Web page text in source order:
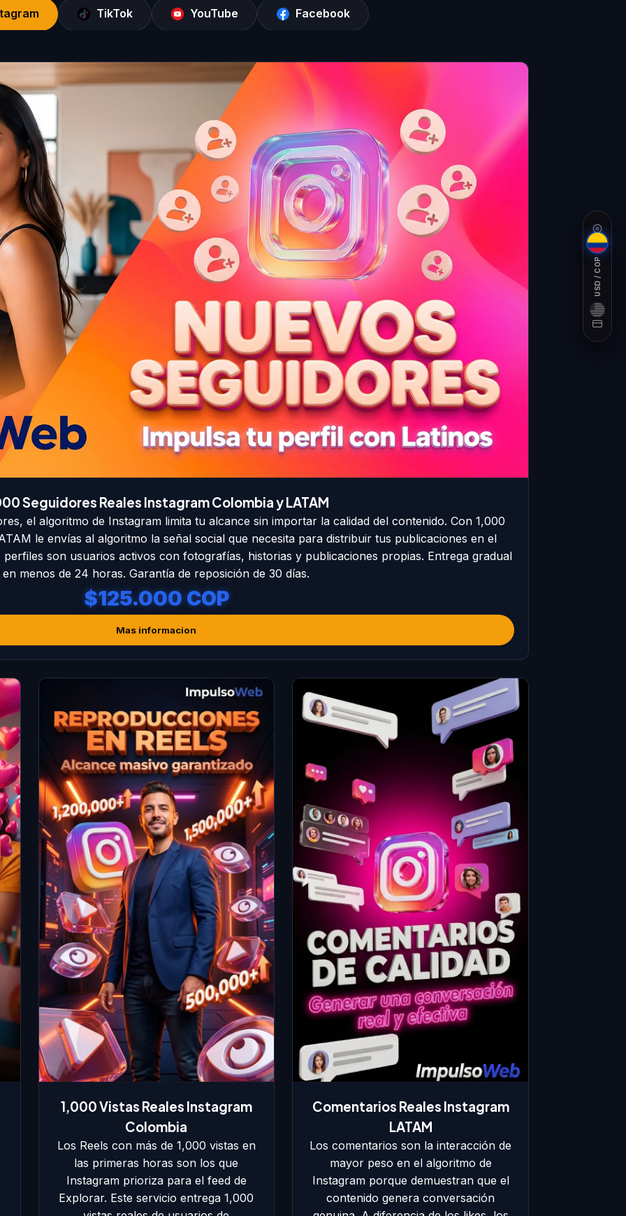
TikTok YouTube Facebook
Seguidores Reales Instagram Colombia y LATAM
el algoritmo de Instagram limita tu alcance sin importar la calidad del contenido. Con 1,000
le envías al algoritmo la señal social que necesita para distribuir tus publicaciones en el
son usuarios activos con fotografías, historias y publicaciones propias. Entrega gradual
en menos de 24 horas. Garantía de reposición de 30 días.
$125.000 COP
Mas informacion
1,000 Vistas Reales Instagram
Colombia
Los Reels con más de 1,000 vistas en
las primeras horas son los que
Instagram prioriza para el feed de
Explorar. Este servicio entrega 1,000
Comentarios Reales Instagram
LATAM
Los comentarios son la interacción de
mayor peso en el algoritmo de
Instagram porque demuestran que el
contenido genera conversación
USD / COP